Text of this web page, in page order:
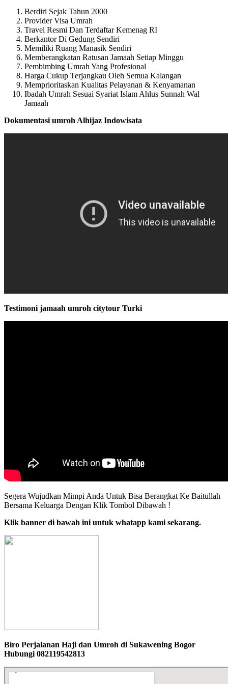
Berdiri Sejak Tahun 2000
Provider Visa Umrah
Travel Resmi Dan Terdaftar Kemenag RI
Berkantor Di Gedung Sendiri
Memiliki Ruang Manasik Sendiri
Memberangkatan Ratusan Jamaah Setiap Minggu
Pembimbing Umrah Yang Profesional
Harga Cukup Terjangkau Oleh Semua Kalangan
Memprioritaskan Kualitas Pelayanan & Kenyamanan
Ibadah Umrah Sesuai Syariat Islam Ahlus Sunnah Wal
Jamaah
Dokumentasi umroh Alhijaz Indowisata
Testimoni jamaah umroh citytour Turki
Segera Wujudkan Mimpi Anda Untuk Bisa Berangkat Ke Baitullah
Bersama Keluarga Dengan Klik Tombol Dibawah !
Klik banner di bawah ini untuk whatapp kami sekarang.
Biro Perjalanan Haji dan Umroh di Sukawening Bogor
Hubungi 082119542813